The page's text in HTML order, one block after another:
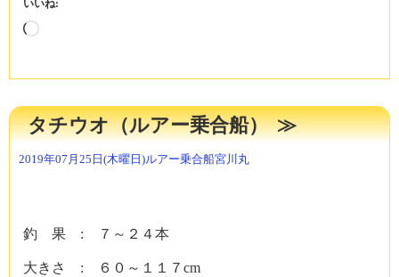
いいね:
読
中…
タチウオ（ルアー乗合船）
2019年07月25日(木曜日)ルアー乗合船宮川丸
釣 果 : ７～２４本
大きさ : ６０～１１７cm